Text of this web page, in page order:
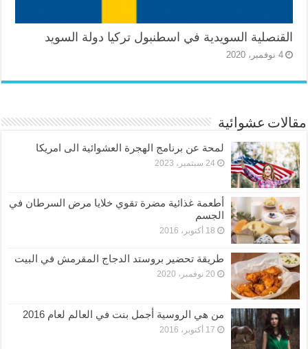
القنصلية السويدية في اسطنبول تركيا دولة السويد
4 نوفمبر، 2020
مقالات عشوائية
لمحة عن برنامج الهجرة العشوائية الى امريكا
24 سبتمبر، 2023
أطعمة غذائية مضرة تقوي خلايا مرض السرطان في
الجسم
18 أكتوبر، 2016
طريقة تحضير بروستد الدجاج المقرمش في البيت
20 نوفمبر، 2020
من هي الروسية أجمل بنت في العالم لعام 2016
17 أكتوبر، 2016